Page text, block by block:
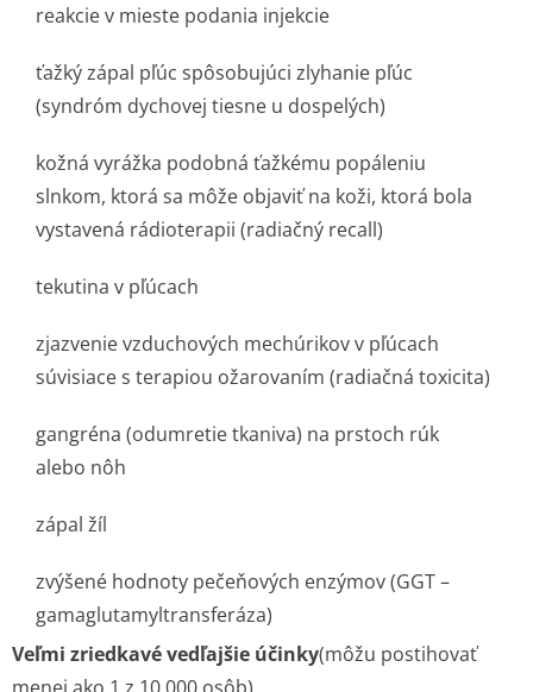
reakcie v mieste podania injekcie
ťažký zápal pľúc spôsobujúci zlyhanie pľúc
(syndróm dychovej tiesne u dospelých)
kožná vyrážka podobná ťažkému popáleniu
slnkom, ktorá sa môže objaviť na koži, ktorá bola
vystavená rádioterapii (radiačný recall)
tekutina v pľúcach
zjazvenie vzduchových mechúrikov v pľúcach
súvisiace s terapiou ožarovaním (radiačná toxicita)
gangréna (odumretie tkaniva) na prstoch rúk
alebo nôh
zápal žíl
zvýšené hodnoty pečeňových enzýmov (GGT –
gamaglutamyltran­sferáza)
Veľmi zriedkavé vedľajšie účinky(môžu postihovať